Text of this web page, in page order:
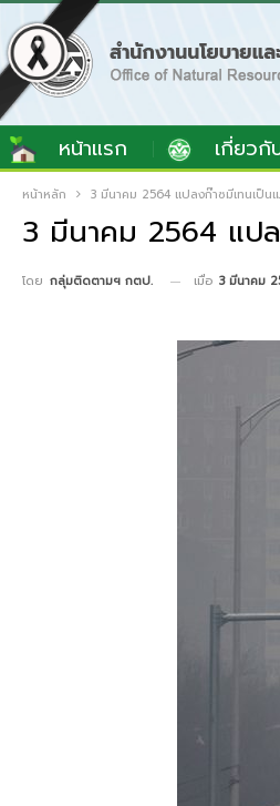
หน้าแรก เกี่ยวกั
หน้าหลัก 3 มีนาคม 2564 แปลงก๊าซมีเทนเป็
3 มีนาคม 2564 แป
โดย กลุ่มติดตามฯ กตป. เมื่อ 3 มีนาคม